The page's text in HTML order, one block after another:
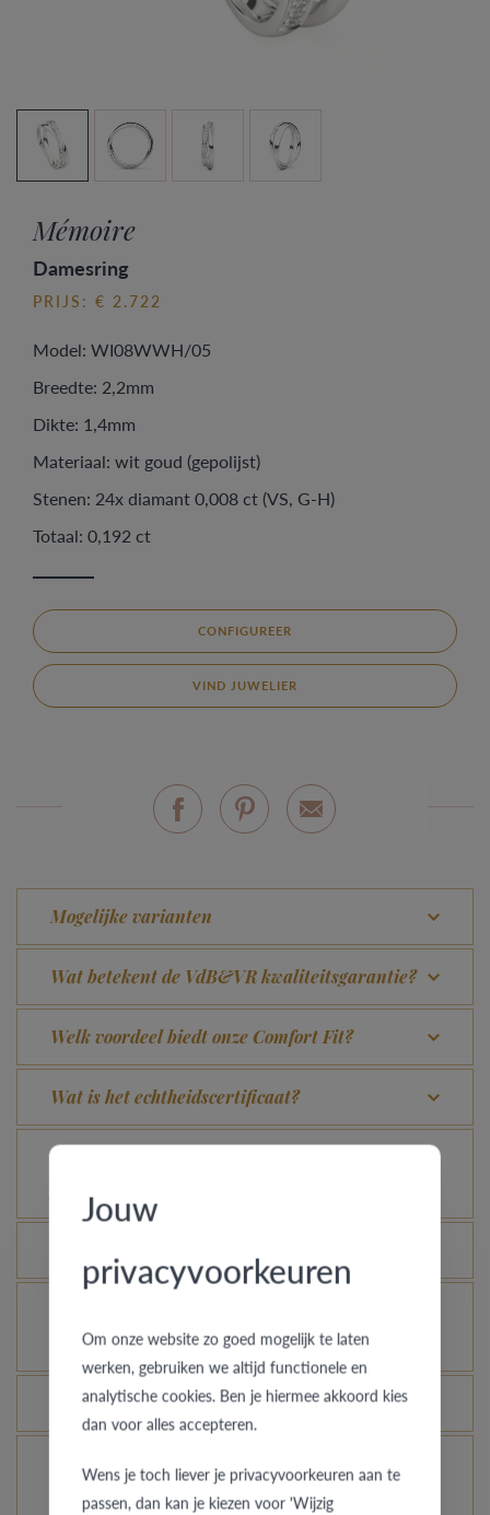
Mémoire
Damesring
PRIJS: € 2.722
Model: WI08WWH/05
Breedte: 2,2mm
Dikte: 1,4mm
Materiaal: wit goud (gepolijst)
Stenen: 24x diamant 0,008 ct (VS, G-H)
Totaal: 0,192 ct
CONFIGUREER
VIND JUWELIER
Mogelijke varianten
Wat betekent de VdB&VR kwaliteitsgarantie?
Welk voordeel biedt onze Comfort Fit?
Wat is het echtheidscertificaat?
Voor welke ringen is de diefstalverzekering
andere kleur of breedte?
Hoe blijft je gouden ring er als nieuw uitzien?
Je gouden, platina of palladium ring nog meer
laten glanzen, kan dat?
Jouw
privacyvoorkeuren
Om onze website zo goed mogelijk te laten
werken, gebruiken we altijd functionele en
analytische cookies. Ben je hiermee akkoord kies
dan voor alles accepteren.
Wens je toch liever je privacyvoorkeuren aan te
passen, dan kan je kiezen voor 'Wijzig